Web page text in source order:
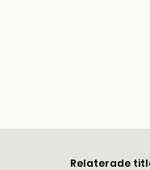
Relaterade